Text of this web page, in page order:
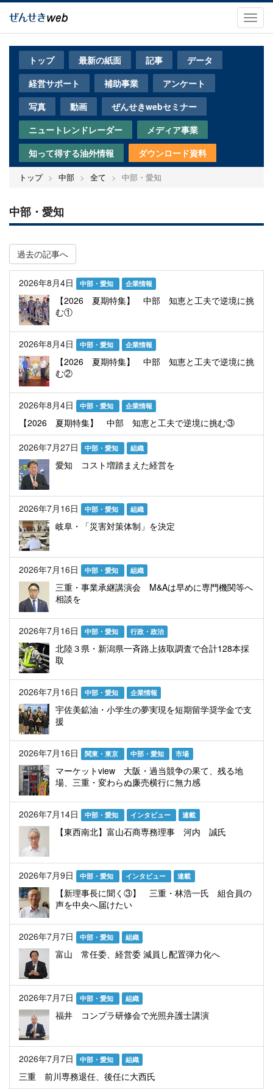
メ
トップ 最新の紙面 記事
データ
経営サポート
補助事業
アンケート
写真
動画
ぜんせきwebセミナー
ニュートレンドレーダー
メディア事業
知って得する油外情報
ダウンロード資料
トップ 中部 全て 中部・愛知
中部・愛知
過去の記事へ
2026年8月4日 中部・愛知 企業情報
【2026 夏期特集】 中部 知恵と工夫で逆境に挑
む①
2026年8月4日 中部・愛知 企業情報
【2026 夏期特集】 中部 知恵と工夫で逆境に挑
む②
2026年8月4日 中部・愛知 企業情報
【2026 夏期特集】 中部 知恵と工夫で逆境に挑む③
2026年7月27日
中部・愛知 組織
愛知 コスト増踏まえた経営を
2026年7月16日 中部・愛知 組織
岐阜・「災害対策体制」を決定
2026年7月16日 中部・愛知 組織
三重・事業承継講演会 M&Aは早めに専門機関等へ
相談を
2026年7月16日 中部・愛知 行政・政治
北陸３県・新潟県一斉路上抜取調査で合計128本採
取
2026年7月16日 中部・愛知 企業情報
宇佐美鉱油・小学生の夢実現を短期留学奨学金で支
援
2026年7月16日 関東・東京 中部・愛知 市場
マーケットview 大阪・過当競争の果て、残る地
場、三重・変わらぬ廉売横行に無力感
2026年7月14日 中部・愛知 インタビュー 連載
【東西南北】富山石商専務理事 河内 誠氏
2026年7月9日 中部・愛知 インタビュー 連載
【新理事長に聞く③】 三重・林浩一氏 組合員の
声を中央へ届けたい
2026年7月7日 中部・愛知 組織
富山 常任委、経営委 減員し配置弾力化へ
2026年7月7日 中部・愛知 組織
福井 コンプラ研修会で光照弁護士講演
2026年7月7日 中部・愛知 組織
三重 前川専務退任、後任に大西氏